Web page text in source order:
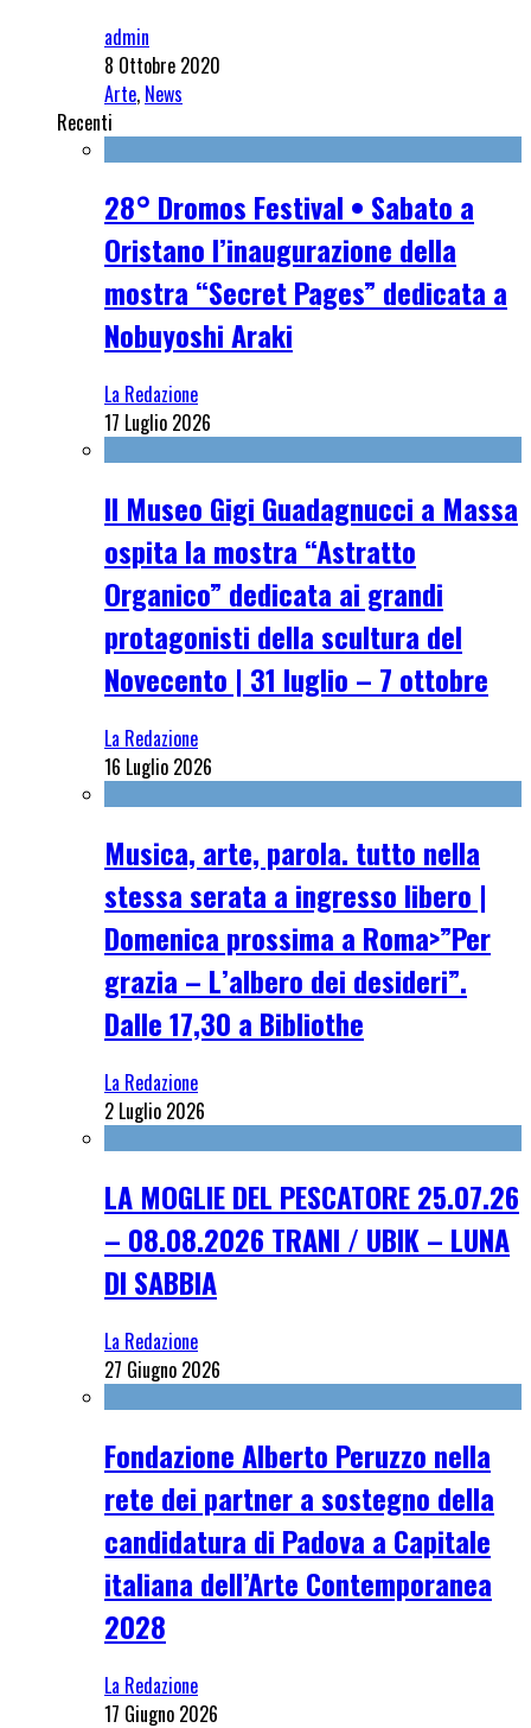
admin
8 Ottobre 2020
Arte, News
Recenti
28° Dromos Festival • Sabato a
Oristano l’inaugurazione della
mostra “Secret Pages” dedicata a
Nobuyoshi Araki
La Redazione
17 Luglio 2026
Il Museo Gigi Guadagnucci a Massa
ospita la mostra “Astratto
Organico” dedicata ai grandi
protagonisti della scultura del
Novecento | 31 luglio – 7 ottobre
La Redazione
16 Luglio 2026
Musica, arte, parola. tutto nella
stessa serata a ingresso libero |
Domenica prossima a Roma>”Per
grazia – L’albero dei desideri”.
Dalle 17,30 a Bibliothe
La Redazione
2 Luglio 2026
LA MOGLIE DEL PESCATORE 25.07.26
– 08.08.2026 TRANI / UBIK – LUNA
DI SABBIA
La Redazione
27 Giugno 2026
Fondazione Alberto Peruzzo nella
rete dei partner a sostegno della
candidatura di Padova a Capitale
italiana dell’Arte Contemporanea
2028
La Redazione
17 Giugno 2026